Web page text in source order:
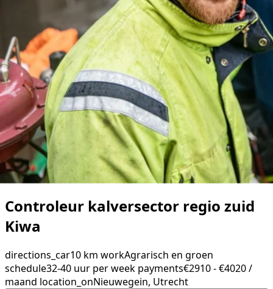
Controleur kalversector regio zuid
Kiwa
directions_car10 km workAgrarisch en groen
schedule32-40 uur per week payments€2910 - €4020 /
maand location_onNieuwegein, Utrecht